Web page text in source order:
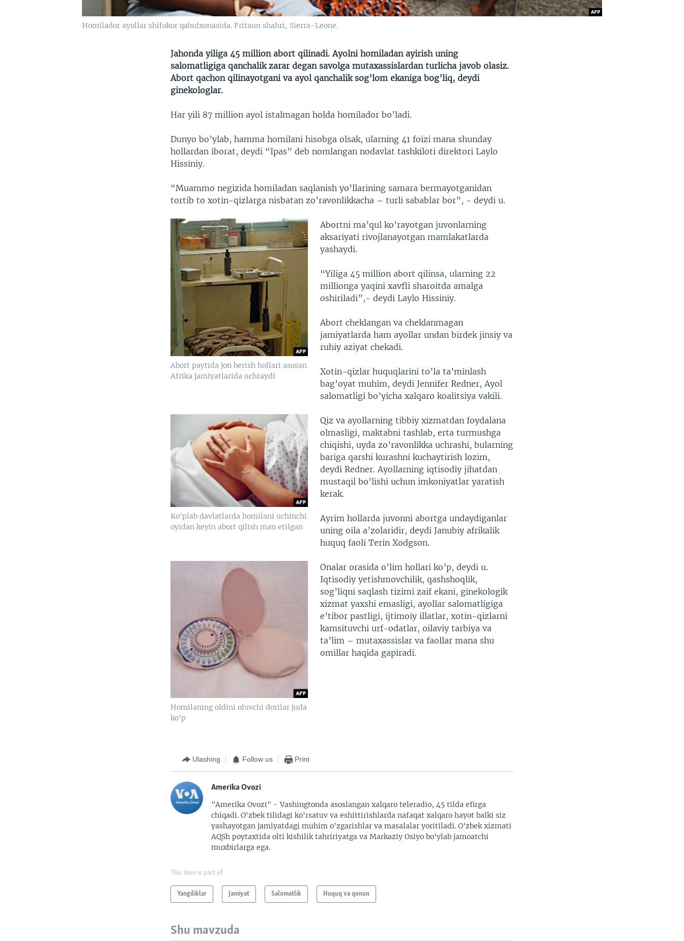
Homilador ayollar shifokor qabulxonasida. Fritaun shahri, Sierra-Leone.
Jahonda yiliga 45 million abort qilinadi. Ayolni homiladan ayirish uning
salomatligiga qanchalik zarar degan savolga mutaxassislardan turlicha javob olasiz.
Abort qachon qilinayotgani va ayol qanchalik sog’lom ekaniga bog’liq, deydi
ginekologlar.
Har yili 87 million ayol istalmagan holda homilador bo’ladi.
Dunyo bo’ylab, hamma homilani hisobga olsak, ularning 41 foizi mana shunday
hollardan iborat, deydi “Ipas” deb nomlangan nodavlat tashkiloti direktori Laylo
Hissiniy.
“Muammo negizida homiladan saqlanish yo’llarining samara bermayotganidan
tortib to xotin-qizlarga nisbatan zo’ravonlikkacha – turli sabablar bor”, - deydi u.
Abort paytida jon berish hollari asosan
Afrika jamiyatlarida uchraydi
Abortni ma’qul ko’rayotgan juvonlarning
aksariyati rivojlanayotgan mamlakatlarda
yashaydi.
“Yiliga 45 million abort qilinsa, ularning 22
millionga yaqini xavfli sharoitda amalga
oshiriladi”,- deydi Laylo Hissiniy.
Abort cheklangan va cheklanmagan
jamiyatlarda ham ayollar undan birdek jinsiy va
ruhiy aziyat chekadi.
Xotin-qizlar huquqlarini to’la ta’minlash
bag’oyat muhim, deydi Jennifer Redner, Ayol
salomatligi bo’yicha xalqaro koalitsiya vakili.
Ko'plab davlatlarda homilani uchinchi
oyidan keyin abort qilish man etilgan
Qiz va ayollarning tibbiy xizmatdan foydalana
olmasligi, maktabni tashlab, erta turmushga
chiqishi, uyda zo’ravonlikka uchrashi, bularning
bariga qarshi kurashni kuchaytirish lozim,
deydi Redner. Ayollarning iqtisodiy jihatdan
mustaqil bo’lishi uchun imkoniyatlar yaratish
kerak.
Ayrim hollarda juvonni abortga undaydiganlar
uning oila a’zolaridir, deydi Janubiy afrikalik
huquq faoli Terin Xodgson.
Homilaning oldini oluvchi dorilar juda
ko'p
Onalar orasida o’lim hollari ko’p, deydi u.
Iqtisodiy yetishmovchilik, qashshoqlik,
sog’liqni saqlash tizimi zaif ekani, ginekologik
xizmat yaxshi emasligi, ayollar salomatligiga
e’tibor pastligi, ijtimoiy illatlar, xotin-qizlarni
kamsituvchi urf-odatlar, oilaviy tarbiya va
ta’lim – mutaxassislar va faollar mana shu
omillar haqida gapiradi.
Ulashing Follow us Print
Amerika Ovozi
"Amerika Ovozi" - Vashingtonda asoslangan xalqaro teleradio, 45 tilda efirga
chiqadi. O'zbek tilidagi ko'rsatuv va eshittirishlarda nafaqat xalqaro hayot balki siz
yashayotgan jamiyatdagi muhim o'zgarishlar va masalalar yoritiladi. O'zbek xizmati
AQSh poytaxtida olti kishilik tahririyatga va Markaziy Osiyo bo'ylab jamoatchi
muxbirlarga ega.
This item is part of
Yangiliklar Jamiyat Salomatlik Huquq va qonun
Shu mavzuda